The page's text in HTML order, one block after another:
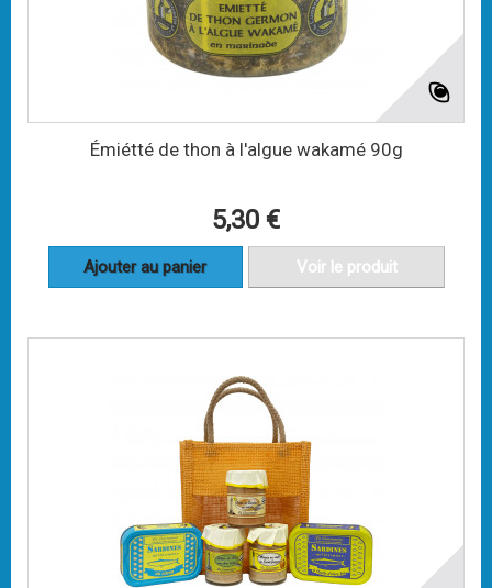
Émiétté de thon à l'algue wakamé 90g
5,30 €
Ajouter au panier Voir le produit